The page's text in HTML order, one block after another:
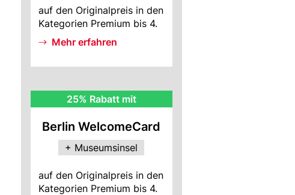
BWC
Info
auf den Originalpreis in den
Kategorien Premium bis 4.
Mehr erfahren
Rabatt
25% Rabatt mit
Berlin WelcomeCard
+ Museumsinsel
MI
Info
auf den Originalpreis in den
Kategorien Premium bis 4.